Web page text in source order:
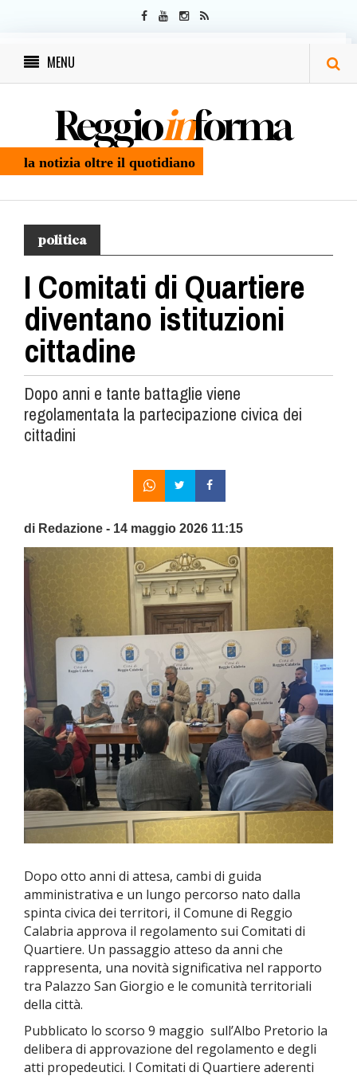
MENU
Reggioinforma
la notizia oltre il quotidiano
politica
I Comitati di Quartiere
diventano istituzioni
cittadine
Dopo anni e tante battaglie viene
regolamentata la partecipazione civica dei
cittadini
di Redazione - 14 maggio 2026 11:15
Dopo otto anni di attesa, cambi di guida
amministrativa e un lungo percorso nato dalla
spinta civica dei territori, il Comune di Reggio
Calabria approva il regolamento sui Comitati di
Quartiere. Un passaggio atteso da anni che
rappresenta, una novità significativa nel rapporto
tra Palazzo San Giorgio e le comunità territoriali
della città.
Pubblicato lo scorso 9 maggio sull’Albo Pretorio la
delibera di approvazione del regolamento e degli
atti propedeutici. I Comitati di Quartiere aderenti